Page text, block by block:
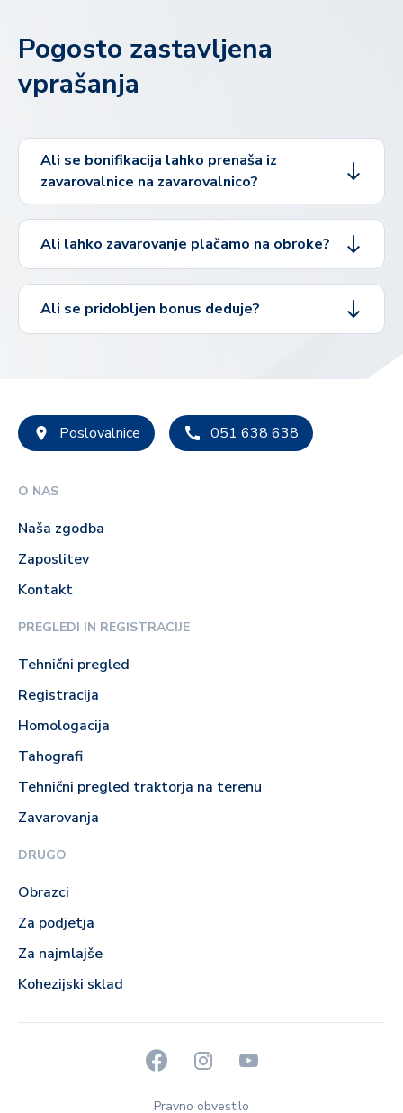
Pogosto zastavljena
vprašanja
Ali se bonifikacija lahko prenaša iz
zavarovalnice na zavarovalnico?
Ali lahko zavarovanje plačamo na obroke?
Ali se pridobljen bonus deduje?
Poslovalnice 051 638 638
O NAS
Naša zgodba
Zaposlitev
Kontakt
PREGLEDI IN REGISTRACIJE
Tehnični pregled
Registracija
Homologacija
Tahografi
Tehnični pregled traktorja na terenu
Zavarovanja
DRUGO
Obrazci
Za podjetja
Za najmlajše
Kohezijski sklad
Pravno obvestilo